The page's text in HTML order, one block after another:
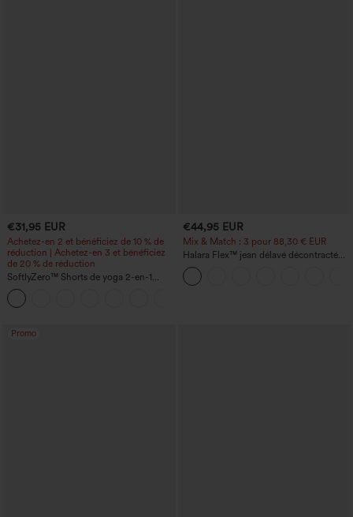
€31,95 EUR
Achetez-en 2 et bénéficiez de 10 % de
réduction | Achetez-en 3 et bénéficiez
de 20 % de réduction
SoftlyZero™ Shorts de yoga 2-en-1
InstantCool, super taille haute, aérés, 5''
avec poches — longueur allongée
€44,95 EUR
Mix & Match : 3 pour 88,30 € EUR
Halara Flex™ jean délavé décontracté
taille haute à poches, coupe baggy à
jambe large
Promo